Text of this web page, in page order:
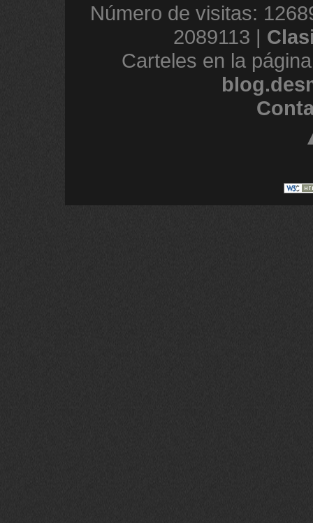
Número de visitas:
2089113 |
Carteles en la